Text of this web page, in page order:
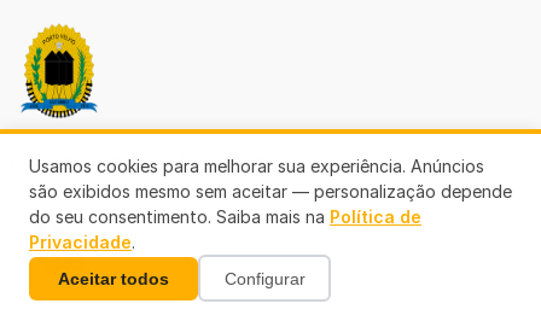
Diário Prefeitura de Porto Velho
Usamos cookies para melhorar sua experiência. Anúncios
são exibidos mesmo sem aceitar — personalização depende
do seu consentimento. Saiba mais na Política de
Privacidade.
Aceitar todos Configurar